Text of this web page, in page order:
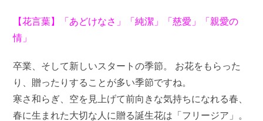
【花言葉】「あどけなさ」「純潔」「慈愛」「親愛の
情」
卒業、そして新しいスタートの季節。 お花をもらった
り、贈ったりすることが多い季節ですね。
寒さ和らぎ、空を見上げて前向きな気持ちになれる春、
春に生まれた大切な人に贈る誕生花は「フリージア」。